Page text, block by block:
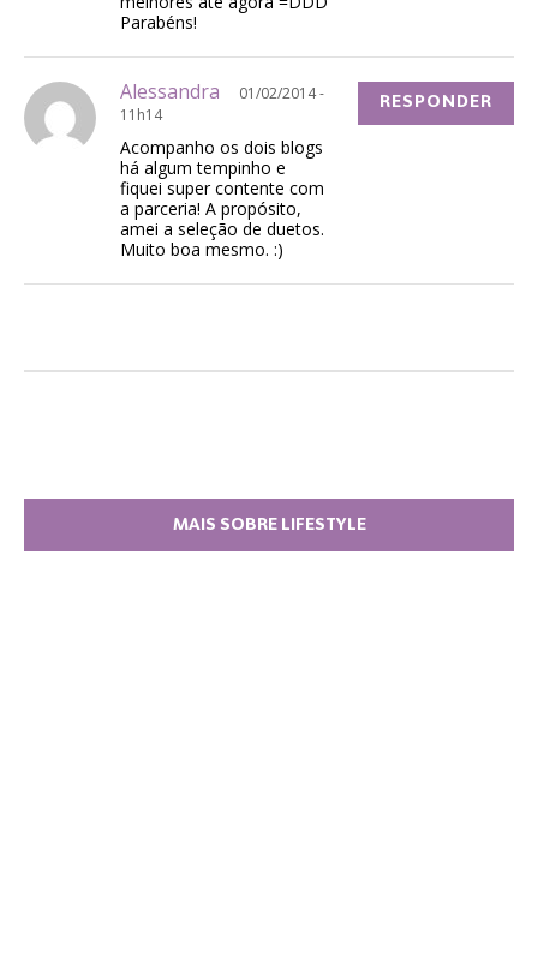
Parabéns!
Alessandra
01/02/2014 -
11h14
Acompanho os dois blogs
há algum tempinho e
fiquei super contente com
a parceria! A propósito,
amei a seleção de duetos.
Muito boa mesmo. :)
RESPONDER
MAIS SOBRE LIFESTYLE